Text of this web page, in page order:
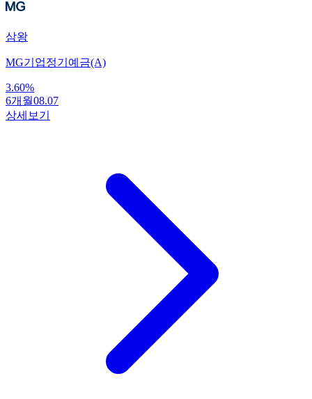
삼왕
MG기업정기예금(A)
3.60%
6개월08.07
상세보기